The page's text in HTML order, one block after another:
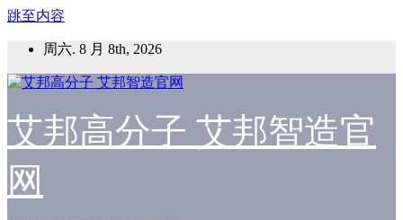
跳至内容
周六. 8 月 8th, 2026
艾邦高分子 艾邦智造官
网